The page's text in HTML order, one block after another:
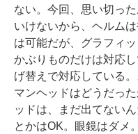
ない。今回、思い切っ
いけないから、ヘルム
は可能だが、グラフィ
かぶりものだけは対応
げ替えで対応している
マンヘッドはどうだっ
ッドは、まだ出てない
とかはOK。眼鏡はダメ